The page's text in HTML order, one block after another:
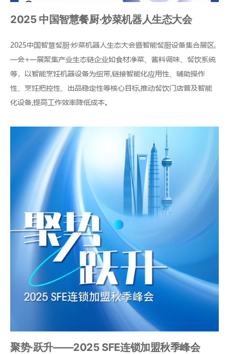
2025 中国智慧餐厨·炒菜机器人生态大会
2025中国智慧餐厨·炒菜机器人生态大会暨智能餐厨设备集合展区,
一会+一展聚集产业生态链企业如食材净菜、酱料调味、餐饮系统
等，以智能烹饪机器设备为纽带,链接智能化应用性、辅助操作
性、烹饪把控性、出品稳定性等核心目标,推动餐饮门店普及智能
化设备,提高工作效率降低成本。
聚势·跃升——2025 SFE连锁加盟秋季峰会